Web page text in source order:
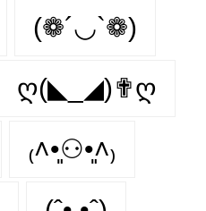
(❁´◡`❁)
ღ(◣_◢)✟ღ
₍˄•͈⚇•͈˄₎